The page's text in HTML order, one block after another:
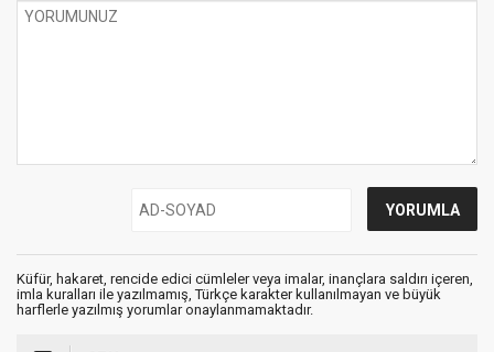
Küfür, hakaret, rencide edici cümleler veya imalar, inançlara saldırı içeren,
imla kuralları ile yazılmamış, Türkçe karakter kullanılmayan ve büyük
harflerle yazılmış yorumlar onaylanmamaktadır.